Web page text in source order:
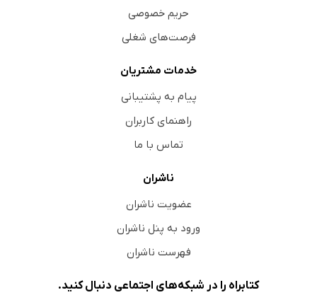
حریم خصوصی
فرصت‌های شغلی
خدمات مشتریان
پیام به پشتیبانی
راهنمای کاربران
تماس با ما
ناشران
عضویت ناشران
ورود به پنل ناشران
فهرست ناشران
کتابراه را در شبکه‌های اجتماعی دنبال کنید.